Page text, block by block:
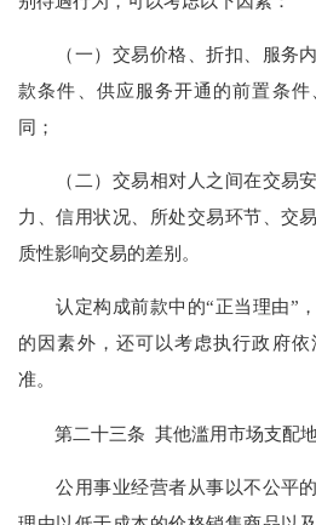
（一）交易价格、折扣、服务内
款条件、供应服务开通的前置条
同；
（二）交易相对人之间在交易安
力、信用状况、所处交易环节、交
质性影响交易的差别。
认定构成前款中的“正当理由”，
的因素外，还可以考虑执行政府
准。
第二十三条 其他滥用市场支配
公用事业经营者从事以不公平的